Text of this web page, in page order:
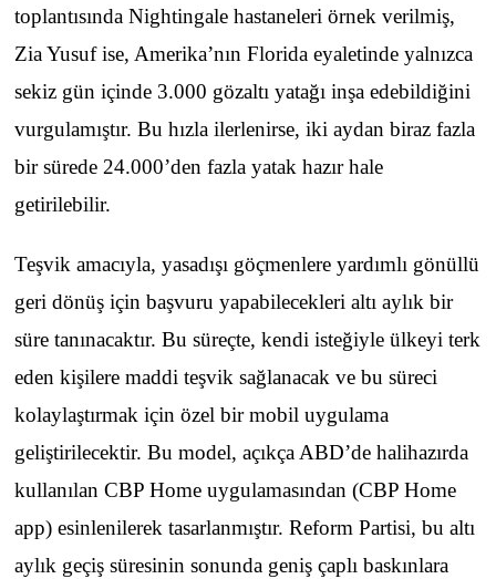
toplantısında Nightingale hastaneleri örnek verilmiş,
Zia Yusuf ise, Amerika’nın Florida eyaletinde yalnızca
sekiz gün içinde 3.000 gözaltı yatağı inşa edebildiğini
vurgulamıştır. Bu hızla ilerlenirse, iki aydan biraz fazla
bir sürede 24.000’den fazla yatak hazır hale
getirilebilir.
Teşvik amacıyla, yasadışı göçmenlere yardımlı gönüllü
geri dönüş için başvuru yapabilecekleri altı aylık bir
süre tanınacaktır. Bu süreçte, kendi isteğiyle ülkeyi terk
eden kişilere maddi teşvik sağlanacak ve bu süreci
kolaylaştırmak için özel bir mobil uygulama
geliştirilecektir. Bu model, açıkça ABD’de halihazırda
kullanılan CBP Home uygulamasından (CBP Home
app) esinlenilerek tasarlanmıştır. Reform Partisi, bu altı
aylık geçiş süresinin sonunda geniş çaplı baskınlara